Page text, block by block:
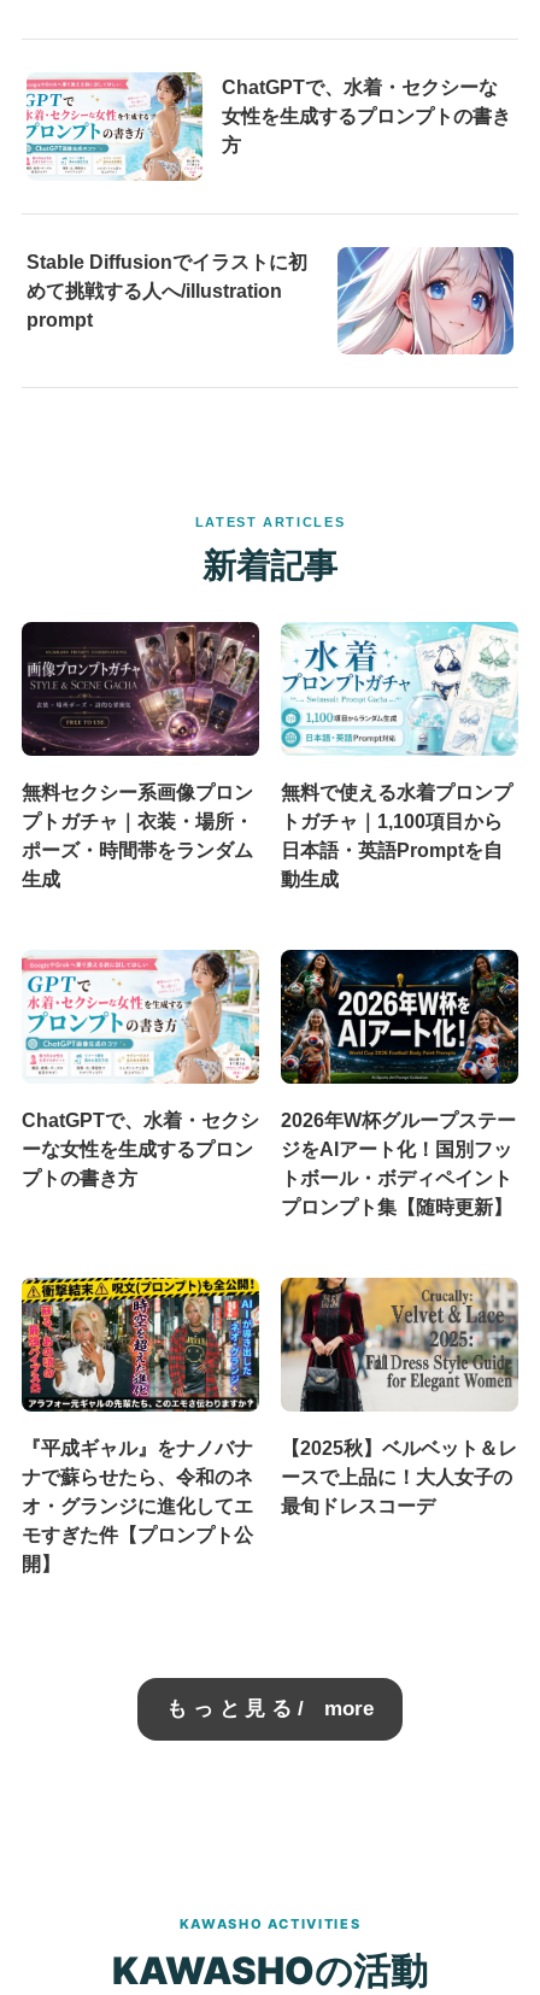
ChatGPTで、水着・セクシーな
女性を生成するプロンプトの書き
方
Stable Diffusionでイラストに初
めて挑戦する人へ/illustration
prompt
LATEST ARTICLES
新着記事
無料セクシー系画像プロン
プトガチャ｜衣装・場所・
ポーズ・時間帯をランダム
生成
無料で使える水着プロンプ
トガチャ｜1,100項目から
日本語・英語Promptを自
動生成
ChatGPTで、水着・セクシ
ーな女性を生成するプロン
プトの書き方
2026年W杯グループステー
ジをAIアート化！国別フッ
トボール・ボディペイント
プロンプト集【随時更新】
『平成ギャル』をナノバナ
ナで蘇らせたら、令和のネ
オ・グランジに進化してエ
モすぎた件【プロンプト公
開】
【2025秋】ベルベット＆レ
ースで上品に！大人女子の
最旬ドレスコーデ
もっと見る/ more
KAWASHO ACTIVITIES
KAWASHOの活動